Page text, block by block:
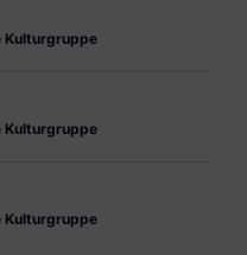
Kulturgruppe
Kulturgruppe
Kulturgruppe